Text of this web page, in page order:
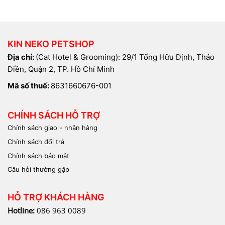
1.4 Gel dinh dưỡng cho mèo
KIN NEKO PETSHOP
Địa chỉ: (Cat Hotel & Grooming): 29/1 Tống Hữu Định, Thảo
Điền, Quận 2, TP. Hồ Chí Minh
Mã số thuế: 8631660676-001
CHÍNH SÁCH HỖ TRỢ
Chính sách giao - nhận hàng
Chính sách đổi trả
Chính sách bảo mật
Câu hỏi thường gặp
HỖ TRỢ KHÁCH HÀNG
Hotline: 086 963 0089